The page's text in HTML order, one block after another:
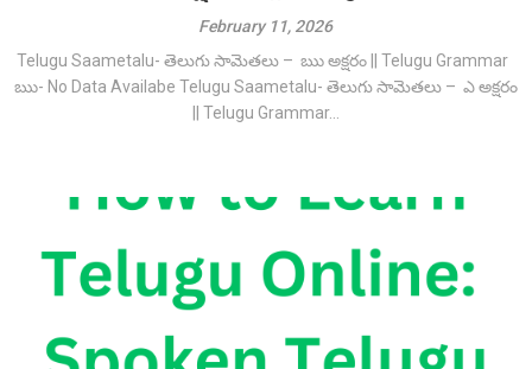
February 11, 2026
Telugu Saametalu- తెలుగు సామెతలు – ఋ అక్షరం || Telugu Grammar
ఋ- No Data Availabe Telugu Saametalu- తెలుగు సామెతలు – ఎ అక్షరం
|| Telugu Grammar...